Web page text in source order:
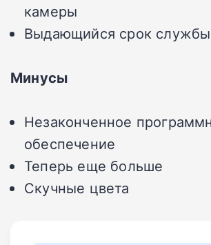
камеры
Выдающийся срок службы
Минусы
Незаконченное
обеспечение
Теперь еще больше
Скучные цвета